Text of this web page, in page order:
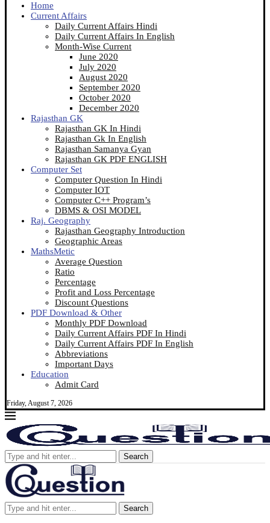
Home
Current Affairs
Daily Current Affairs Hindi
Daily Current Affairs In English
Month-Wise Current
June 2020
July 2020
August 2020
September 2020
October 2020
December 2020
Rajasthan GK
Rajasthan GK In Hindi
Rajasthan Gk In English
Rajasthan Samanya Gyan
Rajasthan GK PDF ENGLISH
Computer Set
Computer Question In Hindi
Computer IOT
Computer C++ Program’s
DBMS & OSI MODEL
Raj. Geography
Rajasthan Geography Introduction
Geographic Areas
MathsMetic
Average Question
Ratio
Percentage
Profit and Loss Percentage
Discount Questions
PDF Download & Other
Monthly PDF Download
Daily Current Affairs PDF In Hindi
Daily Current Affairs PDF In English
Abbreviations
Important Days
Education
Admit Card
Friday, August 7, 2026
Search
Search